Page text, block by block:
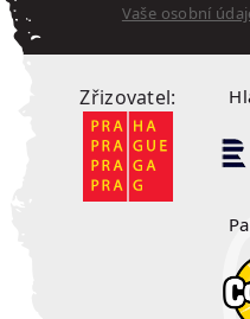
Vaše osobní
Zřizovatel: